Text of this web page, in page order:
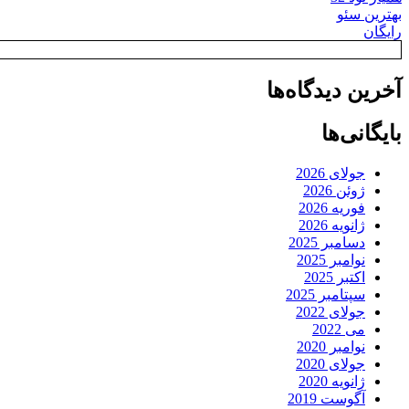
بهترین سئو
رایگان
آخرین دیدگاه‌ها
بایگانی‌ها
جولای 2026
ژوئن 2026
فوریه 2026
ژانویه 2026
دسامبر 2025
نوامبر 2025
اکتبر 2025
سپتامبر 2025
جولای 2022
می 2022
نوامبر 2020
جولای 2020
ژانویه 2020
آگوست 2019